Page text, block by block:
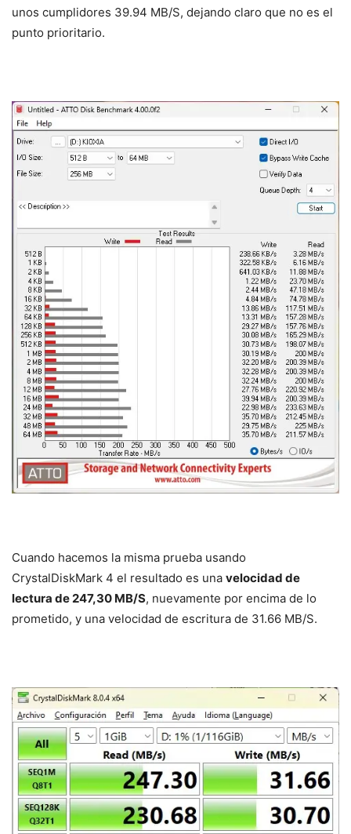
unos cumplidores 39.94 MB/S, dejando claro que no es el
punto prioritario.
Cuando hacemos la misma prueba usando
CrystalDiskMark 4 el resultado es una velocidad de
lectura de 247,30 MB/S, nuevamente por encima de lo
prometido, y una velocidad de escritura de 31.66 MB/S.